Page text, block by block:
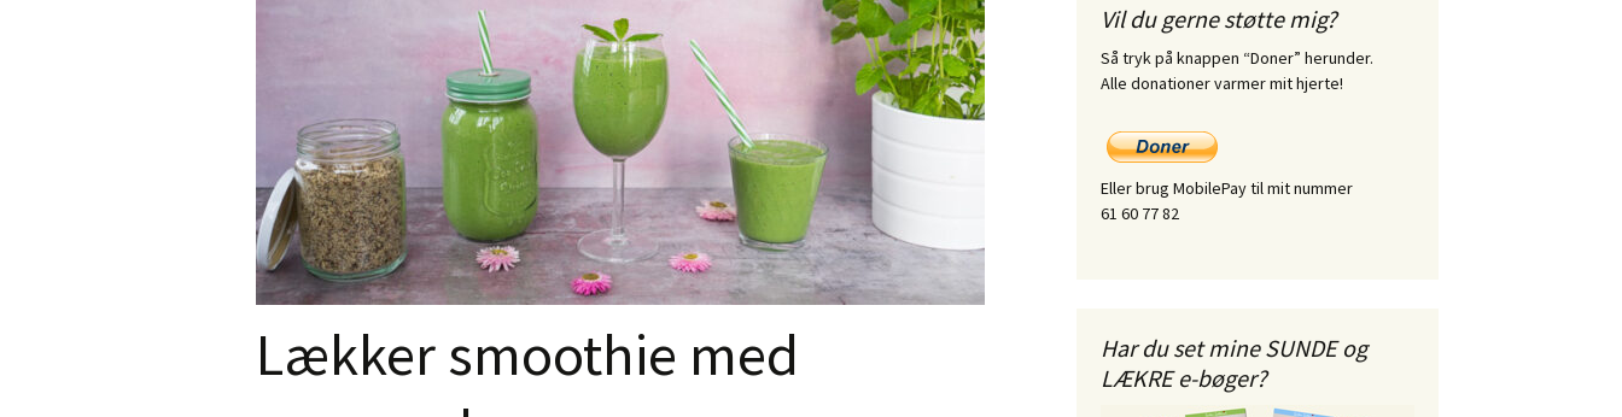
SangLærken
Gratis e-bog –
Nyhedsbrev
Bagværk
Aftensmad
Desserter
Smoothies
Superfoods
Økologi
Lækker smoothie med
Vil du gerne støtte mig?
Så tryk på knappen “Doner” herunder.
Alle donationer varmer mit hjerte!
Eller brug MobilePay til mit nummer
61 60 77 82
Har du set mine SUNDE og
LÆKRE e-bøger?